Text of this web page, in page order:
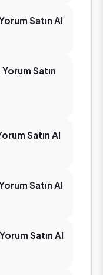
Satın Al
Satın
Satın Al
Satın Al
Satın Al